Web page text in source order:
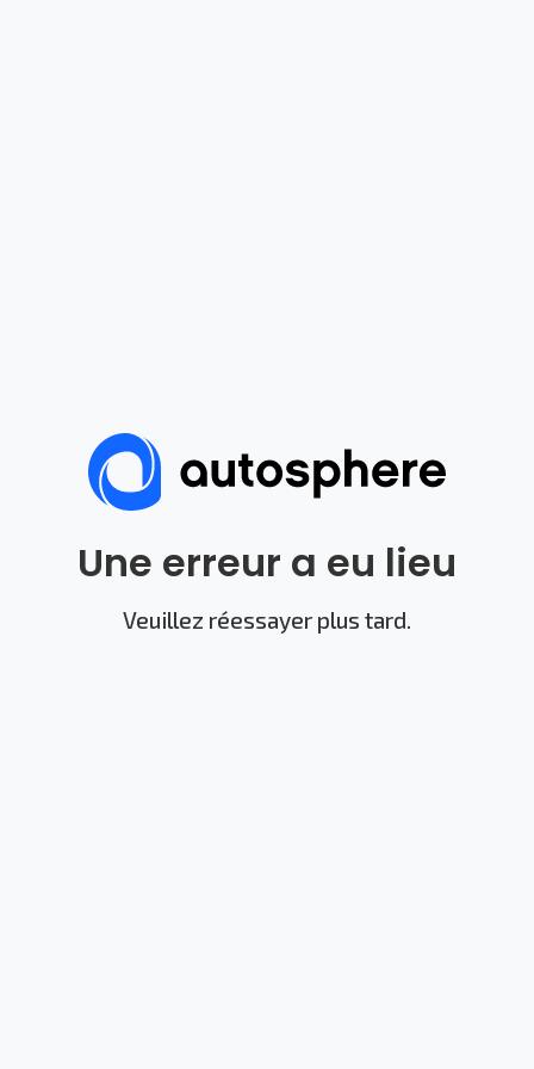
Une erreur a eu lieu
Veuillez réessayer plus tard.